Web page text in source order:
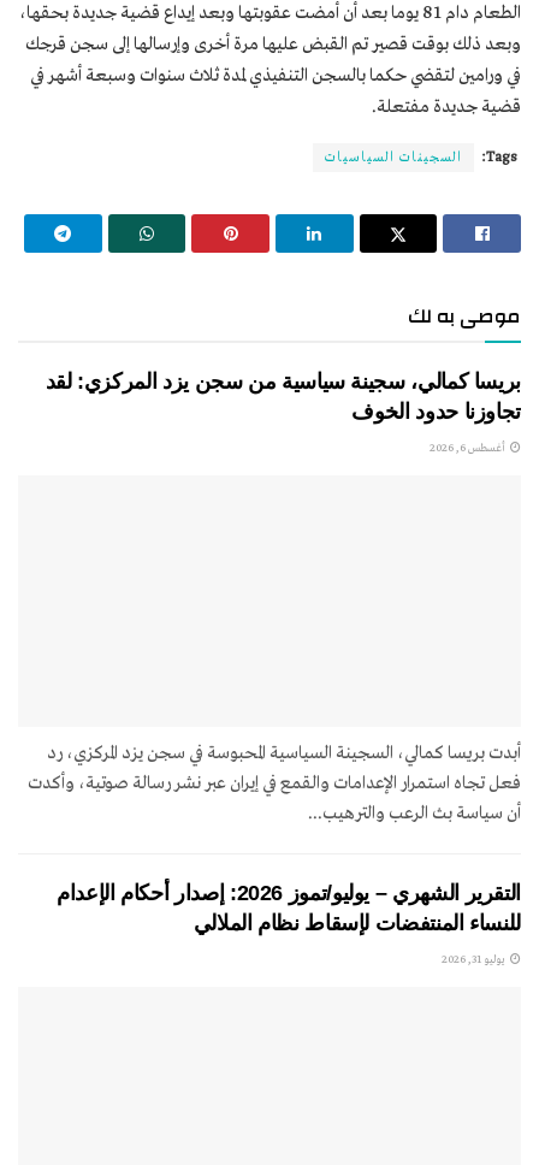
الطعام دام 81 يوما بعد أن أمضت عقوبتها وبعد إيداع قضية جديدة بحقها،
وبعد ذلك بوقت قصير تم القبض عليها مرة أخرى وإرسالها إلى سجن قرجك
في ورامين لتقضي حكما بالسجن التنفيذي لمدة ثلاث سنوات وسبعة أشهر في
قضية جديدة مفتعلة.
Tags: السجينات السياسيات
موصى به لك
بريسا كمالي، سجينة سياسية من سجن يزد المركزي: لقد
تجاوزنا حدود الخوف
أغسطس 6, 2026
أبدت بريسا كمالي، السجينة السياسية المحبوسة في سجن يزد المركزي، رد
فعل تجاه استمرار الإعدامات والقمع في إيران عبر نشر رسالة صوتية، وأكدت
أن سياسة بث الرعب والترهيب...
التقرير الشهري – يوليو/تموز 2026: إصدار أحكام الإعدام
للنساء المنتفضات لإسقاط نظام الملالي
يوليو 31, 2026